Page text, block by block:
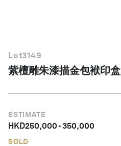
Lot3149
紫檀雕朱漆描金包袱印盒
ESTIMATE
HKD250,000-350,000
SOLD